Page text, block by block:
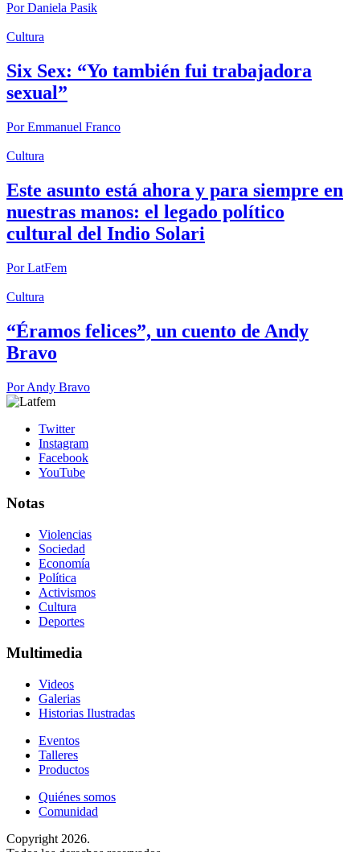
PorDaniela Pasik
Cultura
Six Sex: “Yo también fui trabajadora
sexual”
PorEmmanuel Franco
Cultura
Este asunto está ahora y para siempre en
nuestras manos: el legado político
cultural del Indio Solari
PorLatFem
Cultura
“Éramos felices”, un cuento de Andy
Bravo
PorAndy Bravo
Twitter
Instagram
Facebook
YouTube
Notas
Violencias
Sociedad
Economía
Política
Activismos
Cultura
Deportes
Multimedia
Videos
Galerias
Historias Ilustradas
Eventos
Talleres
Productos
Quiénes somos
Comunidad
Copyright 2026.